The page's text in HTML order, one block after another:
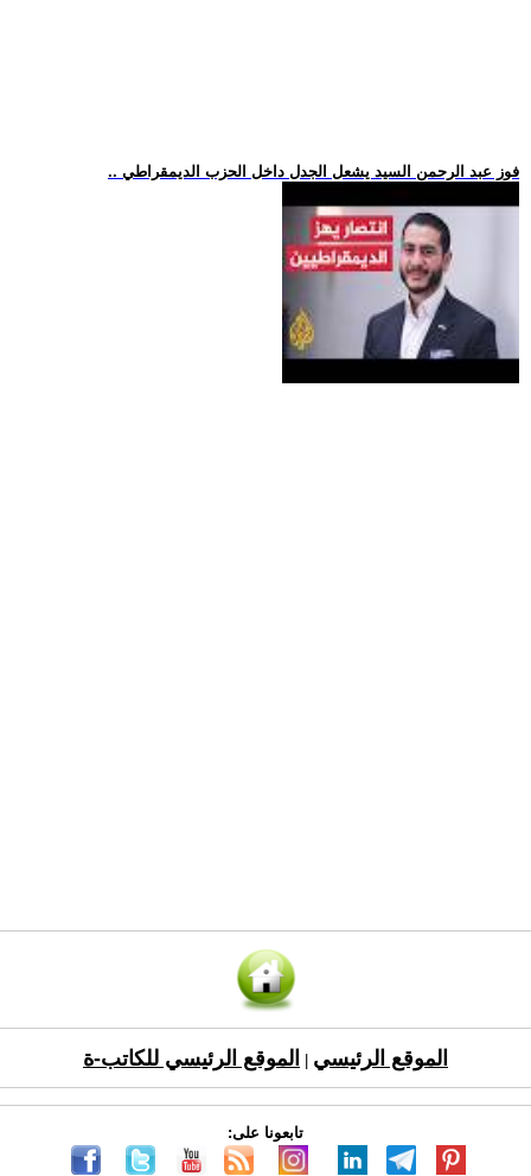
.. فوز عبد الرحمن السيد يشعل الجدل داخل الحزب الديمقراطي
الموقع الرئيسي الموقع الرئيسي للكاتب-ة
تابعونا على: